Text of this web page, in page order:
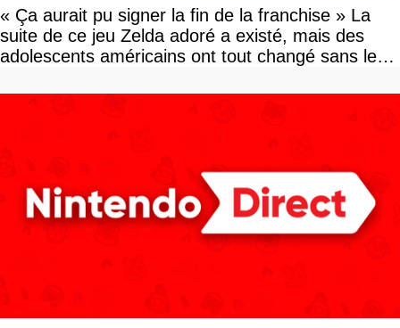
« Ça aurait pu signer la fin de la franchise » La
suite de ce jeu Zelda adoré a existé, mais des
adolescents américains ont tout changé sans le